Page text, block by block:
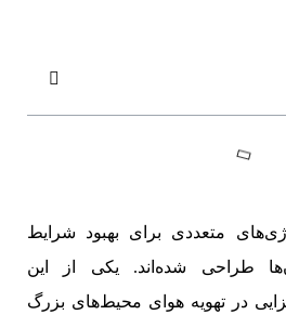
متعددی برای بهبود شرایط
طراحی شده‌اند. یکی از این
در تهویه هوای محیط‌های بزرگ